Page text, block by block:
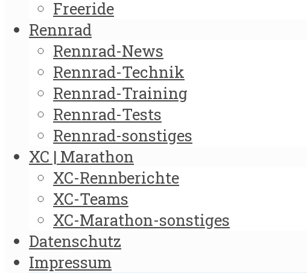
Freeride
Rennrad
Rennrad-News
Rennrad-Technik
Rennrad-Training
Rennrad-Tests
Rennrad-sonstiges
XC | Marathon
XC-Rennberichte
XC-Teams
XC-Marathon-sonstiges
Datenschutz
Impressum